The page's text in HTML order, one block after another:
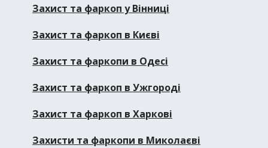
Захист та фаркоп у Вінниці
Захист та фаркоп в Києві
Захист та фаркопи в Одесі
Захист та фаркоп в Ужгороді
Захист та фаркоп в Харкові
Захисти та фаркопи в Миколаєві